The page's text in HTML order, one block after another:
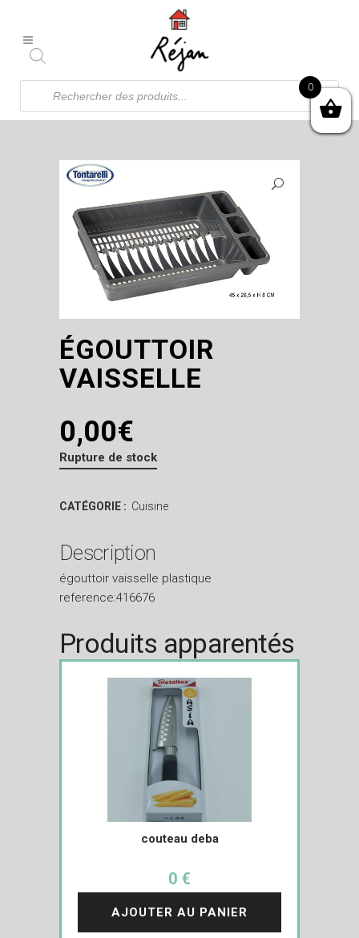
Recherche
produits
ÉGOUTTOIR
VAISSELLE
0,00€
Rupture de stock
CATÉGORIE : Cuisine
Description
égouttoir vaisselle plastique
reference:416676
Produits apparentés
couteau deba
0 €
AJOUTER AU PANIER
0